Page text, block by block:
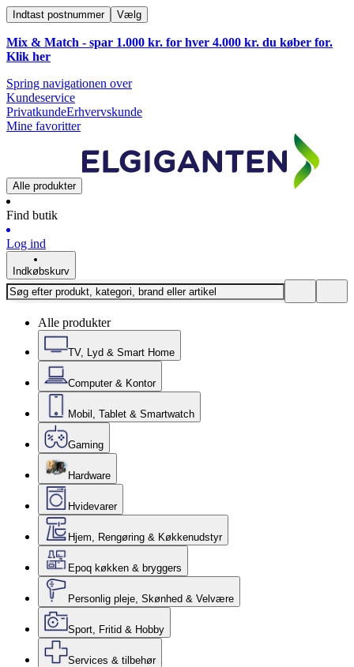
Indtast postnummer Vælg
Mix & Match - spar 1.000 kr. for hver 4.000 kr. du køber for.
Klik her
Spring navigationen over
Kundeservice
PrivatkundeErhvervskunde
Mine favoritter
Alle produkter
Find butik
Log ind
Indkøbskurv
Alle produkter
TV, Lyd & Smart Home
Computer & Kontor
Mobil, Tablet & Smartwatch
Gaming
Hardware
Hvidevarer
Hjem, Rengøring & Køkkenudstyr
Epoq køkken & bryggers
Personlig pleje, Skønhed & Velvære
Sport, Fritid & Hobby
Services & tilbehør